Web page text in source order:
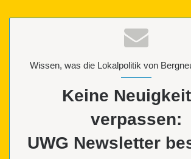
Wissen, was die Lokalpolitik von
Keine
verpassen:
UWG Newsletter